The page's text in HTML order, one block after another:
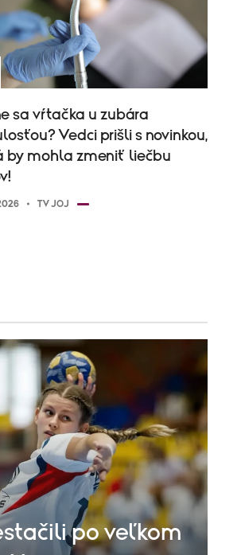
sa vŕtačka u zubára
Vedci prišli s novinkou,
by mohla zmeniť liečbu
TV JOJ
po veľkom